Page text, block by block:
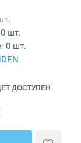
0 шт.
0 шт.
ДОСТУПЕН